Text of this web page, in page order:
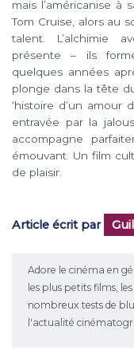
mais l’américanise à
Tom Cruise, alors au
talent. L’alchimie
présente – ils
quelques années
plonge dans la tête
‘histoire d’un amour
entravée par la
accompagne
émouvant. Un film
de plaisir.
Article écrit par
Adore le cinéma en
les plus petits films,
nombreux tests de
l'actualité